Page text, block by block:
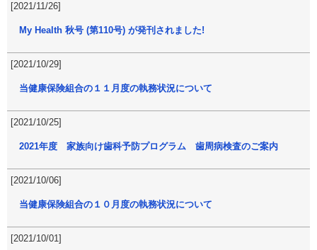
[2021/11/26]
My Health 秋号 (第110号) が発刊されました!
[2021/10/29]
当健康保険組合の１１月度の執務状況について
[2021/10/25]
2021年度 家族向け歯科予防プログラム 歯周病検査のご案内
[2021/10/06]
当健康保険組合の１０月度の執務状況について
[2021/10/01]